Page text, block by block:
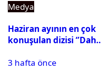
Medya
Haziran ayının en çok
konuşulan dizisi ‘’Daha
3 hafta önce